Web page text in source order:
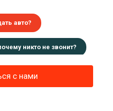
авто?
никто не звонит?
с нами